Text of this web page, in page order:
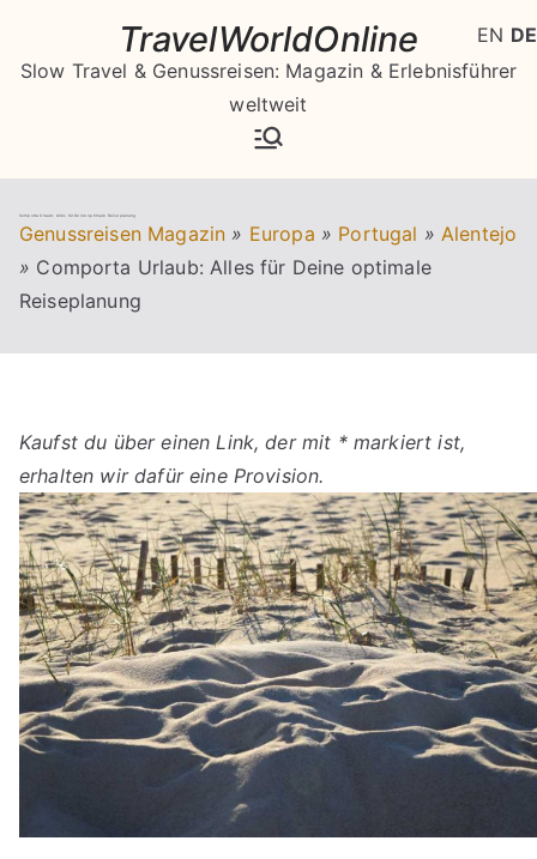
springen
TravelWorldOnline
Slow Travel & Genussreisen: Magazin & Erlebnisführer
weltweit
Comporta Urlaub: Alles für Deine optimale Reiseplanung
Genussreisen Magazin » Europa » Portugal » Alentejo
» Comporta Urlaub: Alles für Deine optimale
Reiseplanung
Kaufst du über einen Link, der mit * markiert ist,
erhalten wir dafür eine Provision.
EN DE